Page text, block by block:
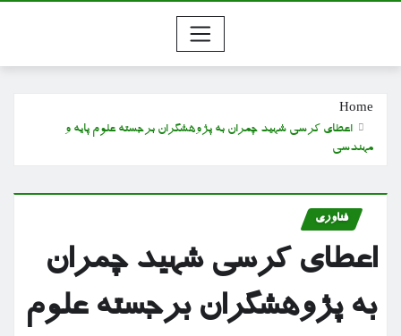
Home
اعطای کرسی شهید چمران به پژوهشگران برجسته علوم پایه و
مهندسی
فناوری
اعطای کرسی شهید چمران
به پژوهشگران برجسته علوم